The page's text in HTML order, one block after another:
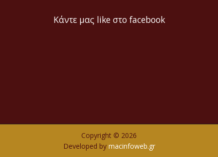
Κάντε μας like στο facebook
Copyright © 2026
Developed by macinfoweb.gr